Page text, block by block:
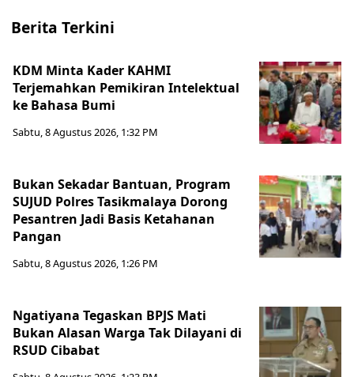
Berita Terkini
KDM Minta Kader KAHMI
Terjemahkan Pemikiran Intelektual
ke Bahasa Bumi
Sabtu, 8 Agustus 2026, 1:32 PM
Bukan Sekadar Bantuan, Program
SUJUD Polres Tasikmalaya Dorong
Pesantren Jadi Basis Ketahanan
Pangan
Sabtu, 8 Agustus 2026, 1:26 PM
Ngatiyana Tegaskan BPJS Mati
Bukan Alasan Warga Tak Dilayani di
RSUD Cibabat